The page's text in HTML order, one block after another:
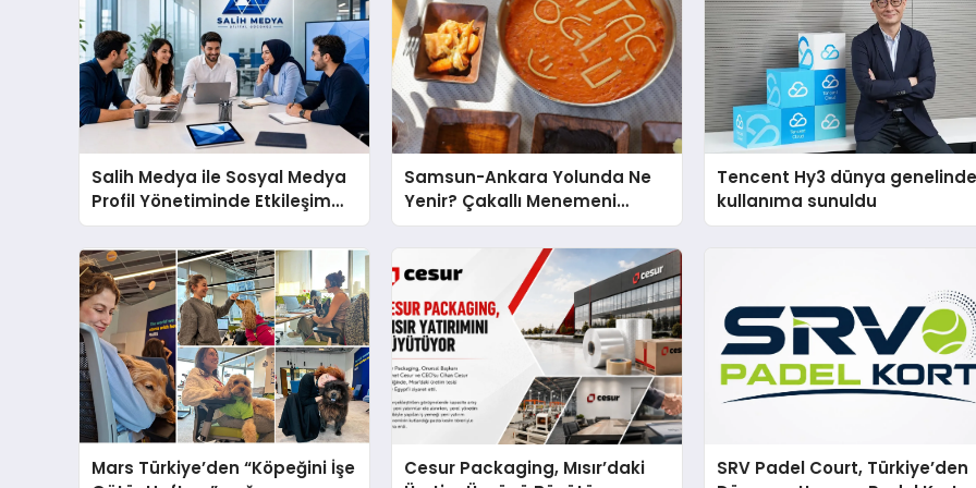
Salih Medya ile Sosyal Medya
Profil Yönetiminde Etkileşim
Artırma Yöntemleri
Samsun-Ankara Yolunda Ne
Yenir? Çakallı Menemeni
Molası
Tencent Hy3 dünya
kullanıma sunuldu
Mars Türkiye’den “Köpeğini İşe
Cesur Packaging, Mısır’daki
SRV Padel Court, Türkiye’den